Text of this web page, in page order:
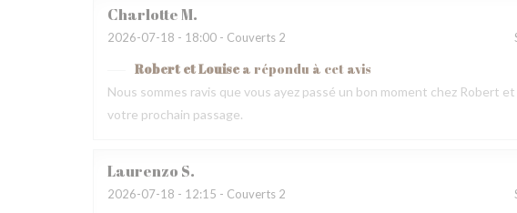
CharlotteM
2026-07-18 - 18:00 - Couverts 2
Robert et Louise a répondu à cet avis
Nous sommes ravis que vous ayez passé un bon moment chez Robert
votre prochain passage.
Laurenzo S
2026-07-18 - 12:15 - Couverts 2